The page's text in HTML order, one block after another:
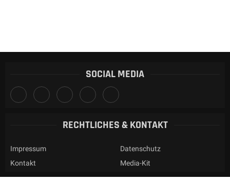
SOCIAL MEDIA
RECHTLICHES & KONTAKT
Impressum
Datenschutz
Kontakt
Media-Kit